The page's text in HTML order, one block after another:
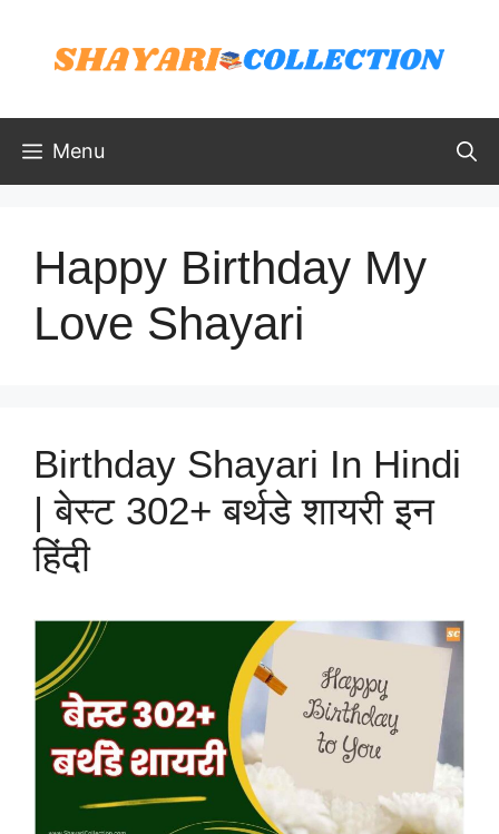
content
Menu
Happy Birthday My
Love Shayari
Birthday Shayari In Hindi
| बेस्ट 302+ बर्थडे शायरी इन
हिंदी